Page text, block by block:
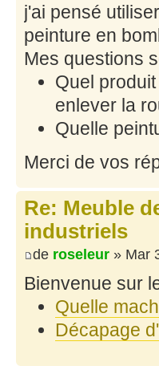
j'ai pensé
peinture en
Mes questions
Quel
enlever la
Quelle
Merci de vos
Re: Meuble
industriels
de roseleur » Mar
Bienvenue sur
Quelle
Décapage